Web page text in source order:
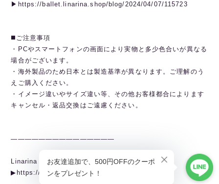
▶︎https://ballet.linarina.shop/blog/2024/04/07/115723
◼️ご注意事項
・PCやスマートフォンの画面により実物と多少色合いが異なる
場合がございます。
・海外製品のため日本とは製造基準が異なります。ご理解のう
えご購入ください。
・イメージ違いやサイズ違い等、その他お客様都合によります
キャンセル・返品交換はご遠慮ください。
———————————————
Linarina TOPページから全商品閲覧できます。
▶︎https://ballet.linarina.shop